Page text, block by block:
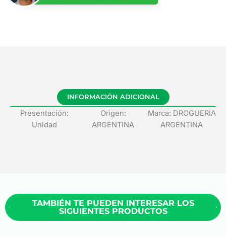
INFORMACIÓN ADICIONAL
Presentación:
Unidad
Origen:
ARGENTINA
Marca: DROGUERIA
ARGENTINA
TAMBIÉN TE PUEDEN INTERESAR LOS
SIGUIENTES PRODUCTOS